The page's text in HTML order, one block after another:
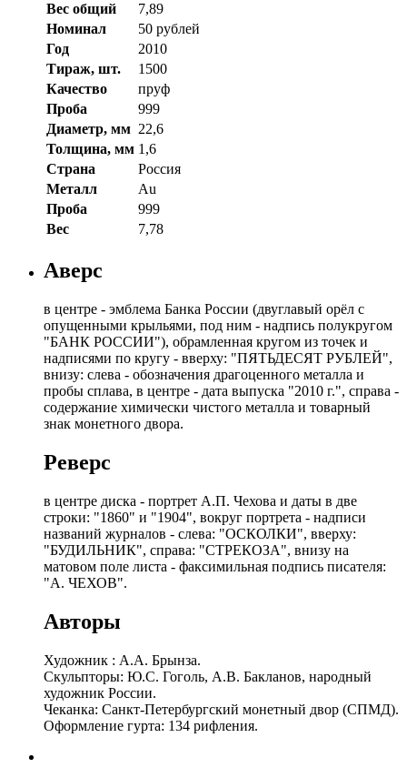
Вес общий
7,89
Номинал
50 рублей
Год
2010
Тираж, шт.
1500
Качество
пруф
Проба
999
Диаметр, мм 22,6
Толщина, мм 1,6
Страна
Россия
Металл
Au
Проба
999
Вес
7,78
Аверс
в центре - эмблема Банка России (двуглавый орёл с
опущенными крыльями, под ним - надпись полукругом
"БАНК РОССИИ"), обрамленная кругом из точек и
надписями по кругу - вверху: "ПЯТЬДЕСЯТ РУБЛЕЙ",
внизу: слева - обозначения драгоценного металла и
пробы сплава, в центре - дата выпуска "2010 г.", справа -
содержание химически чистого металла и товарный
знак монетного двора.
Реверс
в центре диска - портрет А.П. Чехова и даты в две
строки: "1860" и "1904", вокруг портрета - надписи
названий журналов - слева: "ОСКОЛКИ", вверху:
"БУДИЛЬНИК", справа: "СТРЕКОЗА", внизу на
матовом поле листа - факсимильная подпись писателя:
"А. ЧЕХОВ".
Авторы
Художник : А.А. Брынза.
Скульпторы: Ю.С. Гоголь, А.В. Бакланов, народный
художник России.
Чеканка: Санкт-Петербургский монетный двор (СПМД).
Оформление гурта: 134 рифления.